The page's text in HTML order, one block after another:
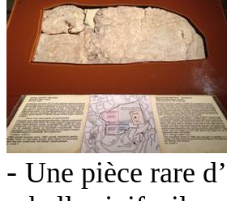
- Une pièce rare